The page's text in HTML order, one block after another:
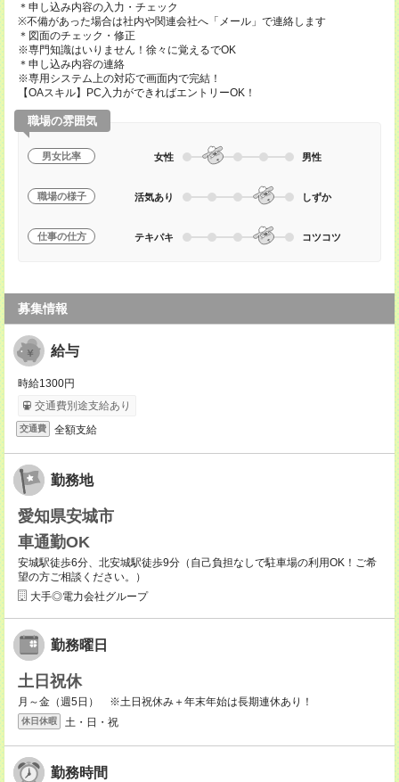
＊申し込み内容の入力・チェック
※不備があった場合は社内や関連会社へ「メール」で連絡します
＊図面のチェック・修正
※専門知識はいりません！徐々に覚えるでOK
＊申し込み内容の連絡
※専用システム上の対応で画面内で完結！
【OAスキル】PC入力ができればエントリーOK！
職場の雰囲気
男女比率 女性 男性
職場の様子 活気あり しずか
仕事の仕方 テキパキ コツコツ
募集情報
給与
時給1300円
交通費別途支給あり
交通費 全額支給
勤務地
愛知県安城市
車通勤OK
安城駅徒歩6分、北安城駅徒歩9分（自己負担なしで駐車場の利用OK！ご希
望の方ご相談ください。）
大手◎電力会社グループ
勤務曜日
土日祝休
月～金（週5日） ※土日祝休み＋年末年始は長期連休あり！
休日休暇 土・日・祝
勤務時間